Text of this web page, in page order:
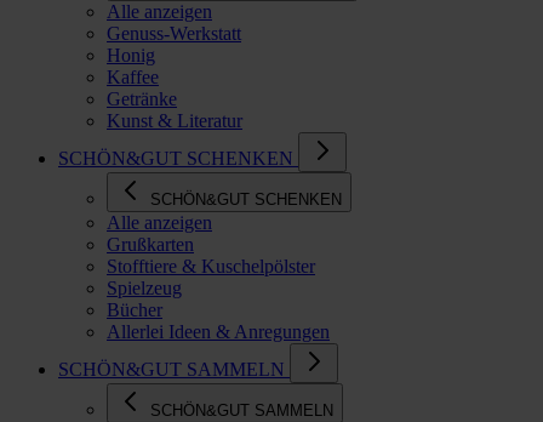
Alle anzeigen
Genuss-Werkstatt
Honig
Kaffee
Getränke
Kunst & Literatur
SCHÖN&GUT SCHENKEN
SCHÖN&GUT SCHENKEN
Alle anzeigen
Grußkarten
Stofftiere & Kuschelpölster
Spielzeug
Bücher
Allerlei Ideen & Anregungen
SCHÖN&GUT SAMMELN
SCHÖN&GUT SAMMELN